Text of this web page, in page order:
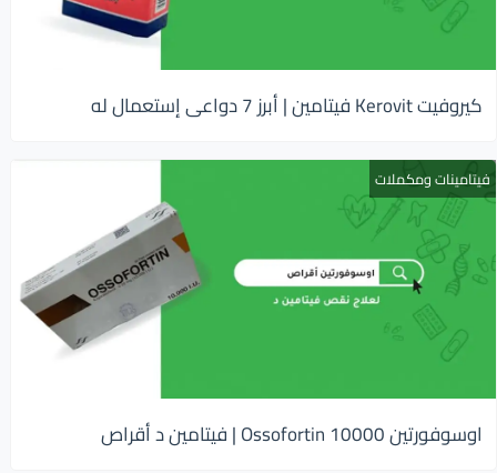
كيروفيت Kerovit فيتامين | أبرز 7 دواعى إستعمال له
فيتامينات ومكملات
اوسوفورتين 10000 Ossofortin | فيتامين د أقراص